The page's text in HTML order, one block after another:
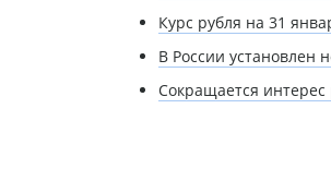
Курс рубля на 31
В России установлен
Сокращается интерес